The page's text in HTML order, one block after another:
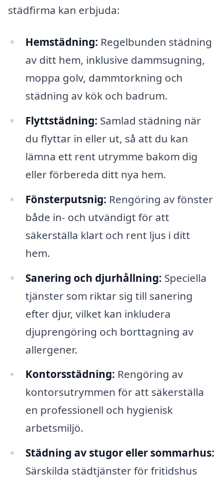
städfirma kan erbjuda:
Hemstädning: Regelbunden städning
av ditt hem, inklusive dammsugning,
moppa golv, dammtorkning och
städning av kök och badrum.
Flyttstädning: Samlad städning när
du flyttar in eller ut, så att du kan
lämna ett rent utrymme bakom dig
eller förbereda ditt nya hem.
Fönsterputsnig: Rengöring av fönster
både in- och utvändigt för att
säkerställa klart och rent ljus i ditt
hem.
Sanering och djurhållning: Speciella
tjänster som riktar sig till sanering
efter djur, vilket kan inkludera
djuprengöring och borttagning av
allergener.
Kontorsstädning: Rengöring av
kontorsutrymmen för att säkerställa
en professionell och hygienisk
arbetsmiljö.
Städning av stugor eller sommarhus:
Särskilda städtjänster för fritidshus